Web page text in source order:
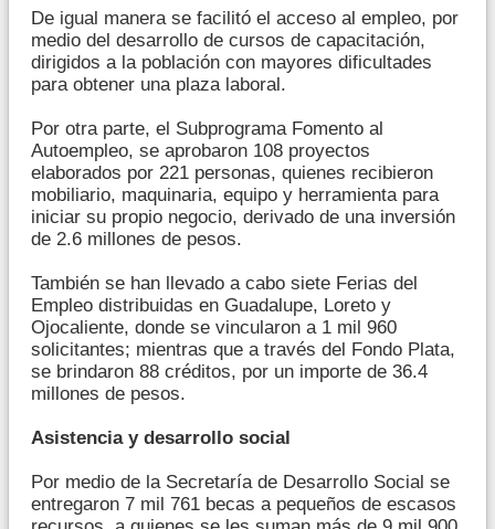
De igual manera se facilitó el acceso al empleo, por
medio del desarrollo de cursos de capacitación,
dirigidos a la población con mayores dificultades
para obtener una plaza laboral.
Por otra parte, el Subprograma Fomento al
Autoempleo, se aprobaron 108 proyectos
elaborados por 221 personas, quienes recibieron
mobiliario, maquinaria, equipo y herramienta para
iniciar su propio negocio, derivado de una inversión
de 2.6 millones de pesos.
También se han llevado a cabo siete Ferias del
Empleo distribuidas en Guadalupe, Loreto y
Ojocaliente, donde se vincularon a 1 mil 960
solicitantes; mientras que a través del Fondo Plata,
se brindaron 88 créditos, por un importe de 36.4
millones de pesos.
Asistencia y desarrollo social
Por medio de la Secretaría de Desarrollo Social se
entregaron 7 mil 761 becas a pequeños de escasos